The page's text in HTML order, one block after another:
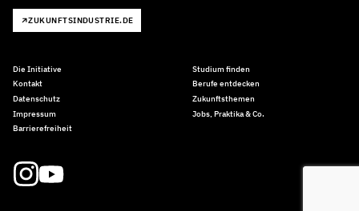
ZUKUNFTSINDUSTRIE.DE
Die Initiative
Kontakt
Datenschutz
Impressum
Barrierefreiheit
Studium finden
Berufe entdecken
Zukunftsthemen
Jobs, Praktika & Co.